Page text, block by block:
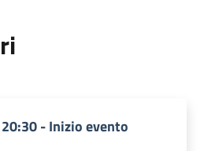
20:30 - Inizio evento